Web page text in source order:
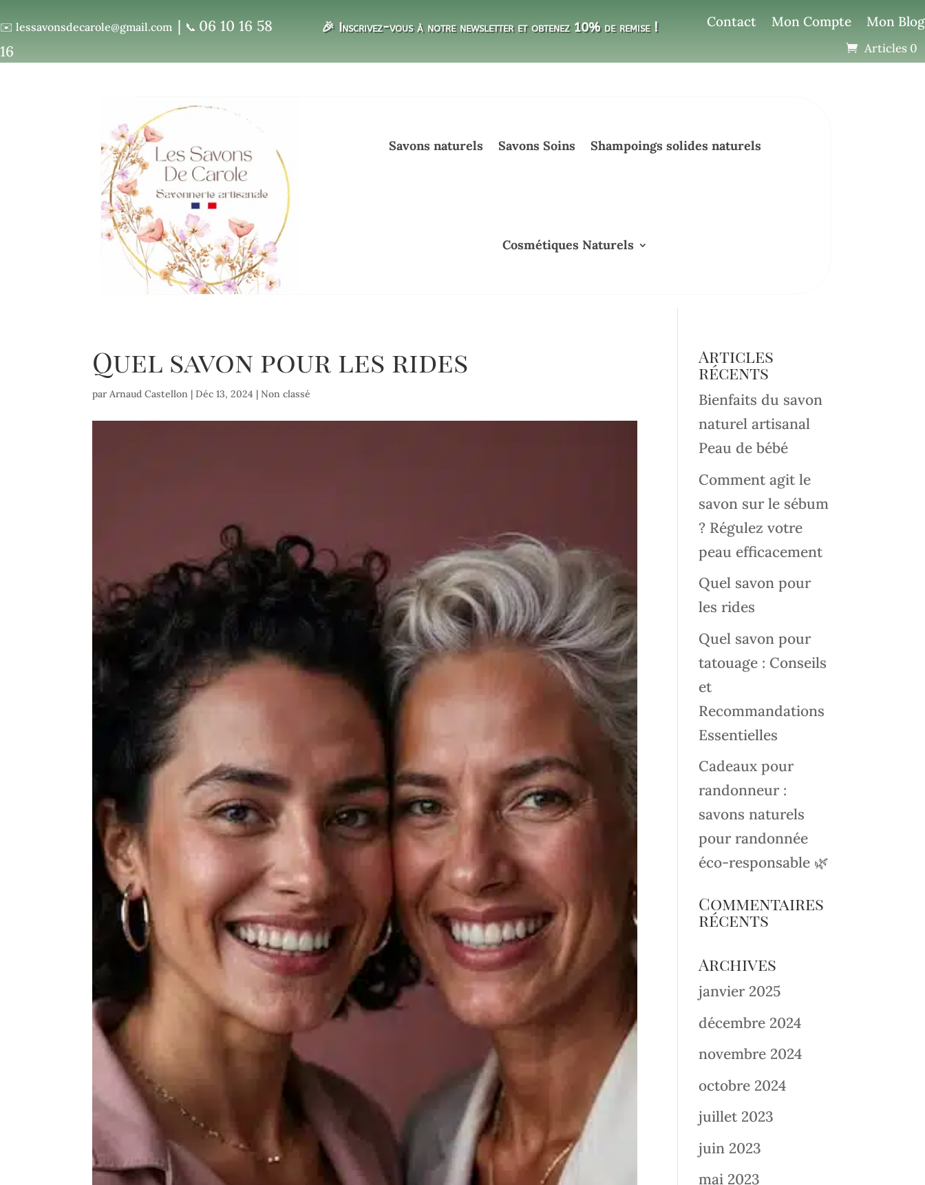
✉️ lessavonsdecarole@gmail.com | 📞 06 10 16 58
16
🎉 Inscrivez-vous à notre newsletter et obtenez 10% de remise ! Contact Mon Compte Mon Blog
Articles 0
Savons naturels Savons Soins Shampoings solides naturels
Cosmétiques Naturels
Quel savon pour les rides
parArnaud Castellon |Déc 13, 2024 |Non classé
Articles
récents
Bienfaits du savon
naturel artisanal
Peau de bébé
Comment agit le
savon sur le sébum
? Régulez votre
peau efficacement
Quel savon pour
les rides
Quel savon pour
tatouage : Conseils
et
Recommandations
Essentielles
Cadeaux pour
randonneur :
savons naturels
pour randonnée
éco-responsable 🌿
Commentaires
récents
Archives
janvier 2025
décembre 2024
novembre 2024
octobre 2024
juillet 2023
juin 2023
mai 2023